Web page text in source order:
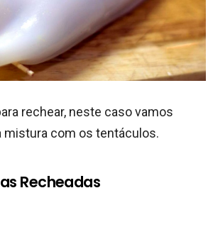
rechear, neste caso vamos
mistura com os tentáculos.
Recheadas